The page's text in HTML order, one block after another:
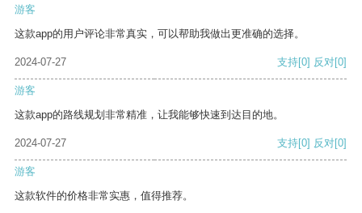
游客
这款app的用户评论非常真实，可以帮助我做出更准确的选择。
2024-07-27 支持[0] 反对[0]
游客
这款app的路线规划非常精准，让我能够快速到达目的地。
2024-07-27 支持[0] 反对[0]
游客
这款软件的价格非常实惠，值得推荐。